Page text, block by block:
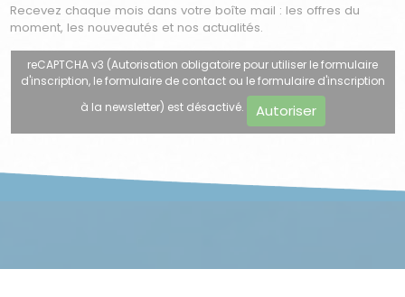
Recevez chaque mois dans votre boîte mail : les offres du
moment, les nouveautés et nos actualités.
reCAPTCHA v3 (Autorisation obligatoire pour utiliser le formulaire
d'inscription, le formulaire de contact ou le formulaire d'inscription
à la newsletter) est désactivé.
Autoriser